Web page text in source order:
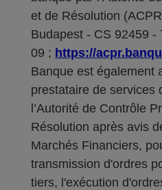
et de Résolution
Budapest - CS 92459 -
09 ; https://
Banque est également
prestataire de services
l’Autorité de Contrôle
Résolution après avis
Marchés Financiers,
transmission d'ordres
tiers, l'exécution